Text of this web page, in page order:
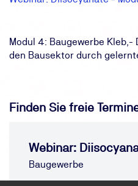
Modul 4: Baugewerbe
den Bausektor durch
Finden Sie freie
Webinar:
Baugewerbe